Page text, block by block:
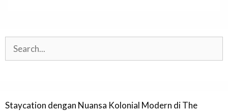
Staycation dengan Nuansa Kolonial Modern di The